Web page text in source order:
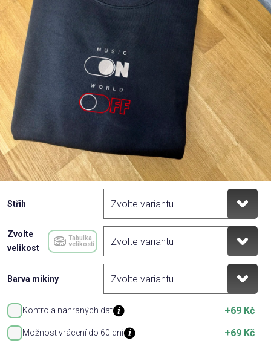
Přihlášení
Střih
Zvolte
velikost
Tabulka
velikostí
Barva mikiny
Kontrola nahraných dat +69 Kč
Možnost vrácení do 60 dní +69 Kč